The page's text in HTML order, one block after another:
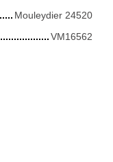
Mouleydier 24520
VM16562